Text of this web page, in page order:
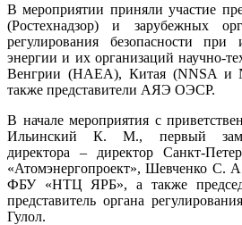
В мероприятии приняли участие
(Ростехнадзор) и зарубежных
регулирования безопасности при
энергии и их организаций научно-
Венгрии (HAEA), Китая (NNSA и
также представители АЯЭ ОЭСР.
В начале мероприятия с
Ильинский К. М., первый
директора – директор Санкт-
«Атомэнергопроект», Шевченко С.
ФБУ «НТЦ ЯРБ», а также
представитель органа
Гулол.